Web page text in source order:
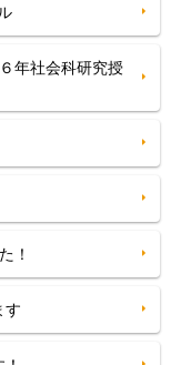
年社会科研究授
！
す